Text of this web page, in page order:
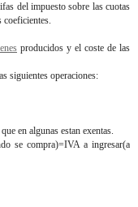
del impuesto sobre las cuotas
coeficientes.
producidos y el coste de las
siguientes operaciones:
en algunas estan exentas.
se compra)=IVA a ingresar(a